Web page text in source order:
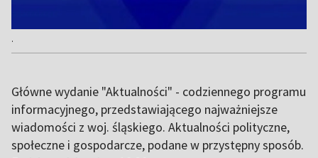
.
Główne wydanie "Aktualności" - codziennego programu
informacyjnego, przedstawiającego najważniejsze
wiadomości z woj. śląskiego. Aktualności polityczne,
społeczne i gospodarcze, podane w przystępny sposób.